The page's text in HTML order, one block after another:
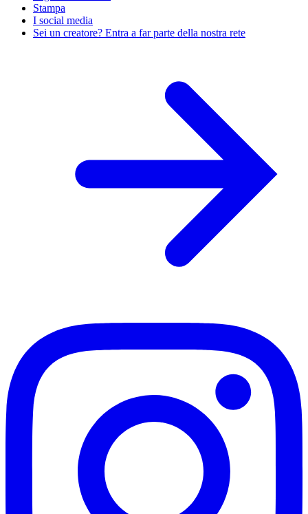
Stampa
I social media
Sei un creatore? Entra a far parte della nostra rete